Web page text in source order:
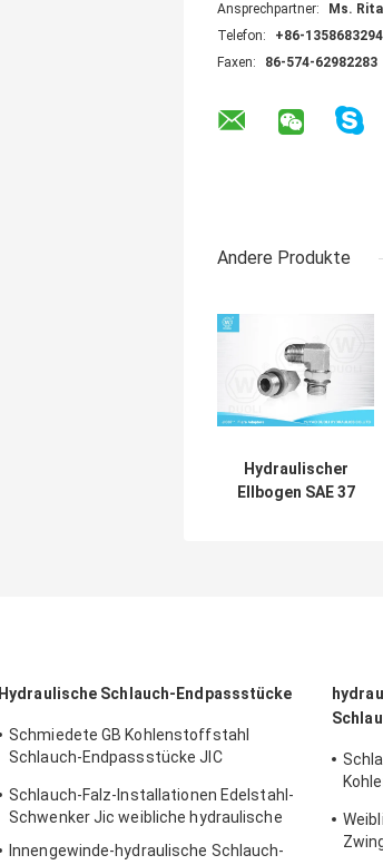
Ansprechpartner:
Ms.
Telefon:
+86-
Faxen:
86-574-62982283
Andere Produkte
Hydraulischer
Ellbogen SAE 37
Hydraulische Schlauch-Endpassstücke
Schmiedete GB Kohlenstoffstahl
Schlauch-Endpassstücke JIC
Schlauch-Falz-Installationen Edelstahl-
Schwenker Jic weibliche hydraulische
Innengewinde-hydraulische Schlauch-